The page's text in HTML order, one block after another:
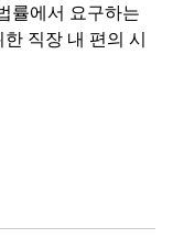
률에서 요구하는
직장 내 편의 시